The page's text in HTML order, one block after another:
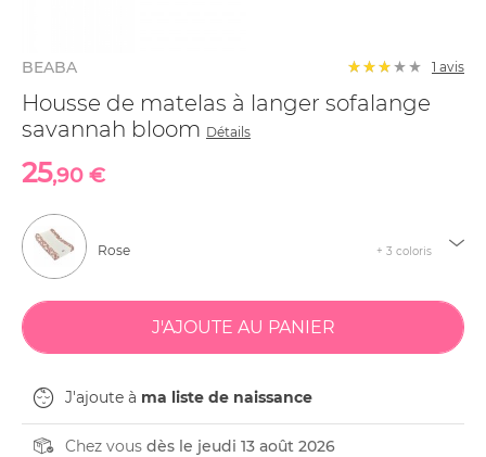
BEABA 1 avis
Housse de matelas à langer sofalange
savannah bloom Détails
25,90 €
Rose + 3 coloris
J'ajoute à ma liste de naissance
Chez vous dès le jeudi 13 août 2026